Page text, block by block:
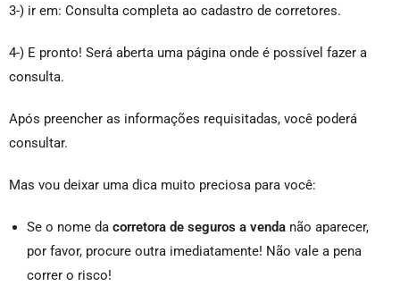
3-) ir em: Consulta completa ao cadastro de corretores.
4-) E pronto! Será aberta uma página onde é possível fazer a
consulta.
Após preencher as informações requisitadas, você poderá
consultar.
Mas vou deixar uma dica muito preciosa para você:
Se o nome da corretora de seguros a venda não aparecer,
por favor, procure outra imediatamente! Não vale a pena
correr o risco!